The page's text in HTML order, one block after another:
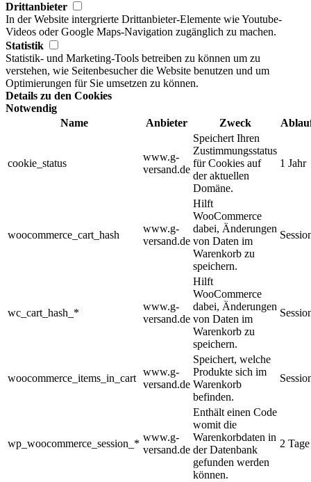
Drittanbieter
In der Website intergrierte Drittanbieter-Elemente wie Youtube-
Videos oder Google Maps-Navigation zugänglich zu machen.
Statistik
Statistik- und Marketing-Tools betreiben zu können um zu
verstehen, wie Seitenbesucher die Website benutzen und um
Optimierungen für Sie umsetzen zu können.
Details zu den Cookies
Notwendig
Name
Anbieter Zweck
cookie_status
www.g-
versand.de
Speichert Ihren
Zustimmungsstatus
für Cookies auf
der aktuellen
Domäne.
1 Jahr
woocommerce_cart_hash
www.g-
versand.de
Hilft
WooCommerce
dabei, Änderungen
von Daten im
Warenkorb zu
speichern.
wc_cart_hash_*
www.g-
versand.de
Hilft
WooCommerce
dabei, Änderungen
von Daten im
Warenkorb zu
speichern.
woocommerce_items_in_cart
www.g-
versand.de
Speichert, welche
Produkte sich im
Warenkorb
befinden.
wp_woocommerce_session_*
www.g-
versand.de
Enthält einen Code
womit die
Warenkorbdaten in
der Datenbank
gefunden werden
können.
2 Tage